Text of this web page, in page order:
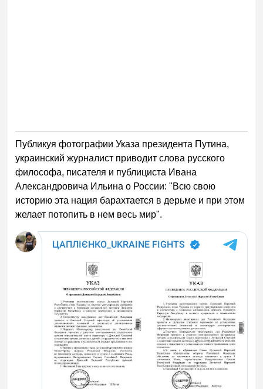
Публикуя фотографии Указа президента Путина,
украинский журналист приводит слова русского
философа, писателя и публициста Ивана
Александровича Ильина о России: "Всю свою
историю эта нация барахтается в дерьме и при этом
желает потопить в нем весь мир".